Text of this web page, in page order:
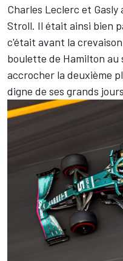
Charles Leclerc et
Stroll. Il était ainsi bien
c'était avant la
boulette de Hamilton au
accrocher la deuxième
digne de ses grands